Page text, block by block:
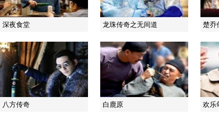
深夜食堂 龙珠传奇之无间道 楚乔
八方传奇 白鹿原 欢乐